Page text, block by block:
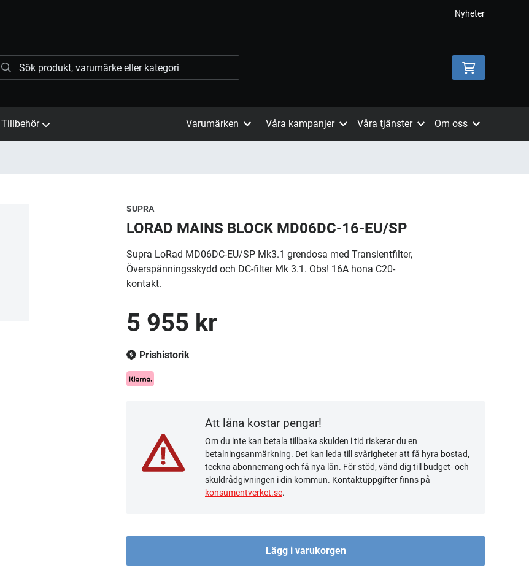
Nyheter
Tillbehör Varumärken Våra kampanjer Våra tjänster Om oss
SUPRA
LORAD MAINS BLOCK MD06DC-16-EU/SP
Supra LoRad MD06DC-EU/SP Mk3.1 grendosa med Transientfilter,
Överspänningsskydd och DC-filter Mk 3.1. Obs! 16A hona C20-
kontakt.
5 955 kr
Prishistorik
Att låna kostar pengar!
Om du inte kan betala tillbaka skulden i tid riskerar du en
betalningsanmärkning. Det kan leda till svårigheter att få hyra bostad,
teckna abonnemang och få nya lån. För stöd, vänd dig till budget- och
skuldrådgivningen i din kommun. Kontaktuppgifter finns på
konsumentverket.se.
Lägg i varukorgen